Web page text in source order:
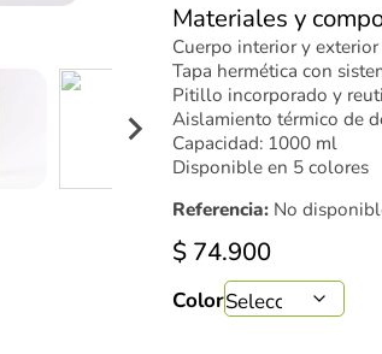
Materiales y
Cuerpo interior y
Tapa hermética con
Pitillo incorporado y
Aislamiento térmico de
Capacidad: 1000 ml
Disponible en 5 colores
Referencia: No
$ 74.900
Color